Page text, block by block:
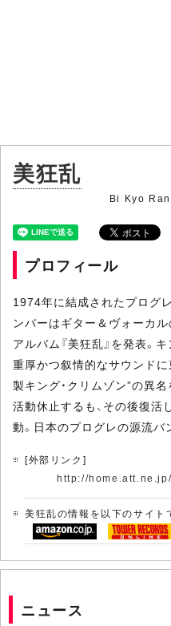
美狂乱
Bi Kyo
プロフィール
1974年に結成されたプログ
ンバーはギター＆ヴォーカ
アルバム『美狂乱』を発表。
重厚かつ叙情的なサウンドに
製キング・クリムゾン”の異
活動休止するも、その後復
動。日本のプログレの源流バ
[外部リンク]
http://
美狂乱の情報を以下のサイト
ニュース